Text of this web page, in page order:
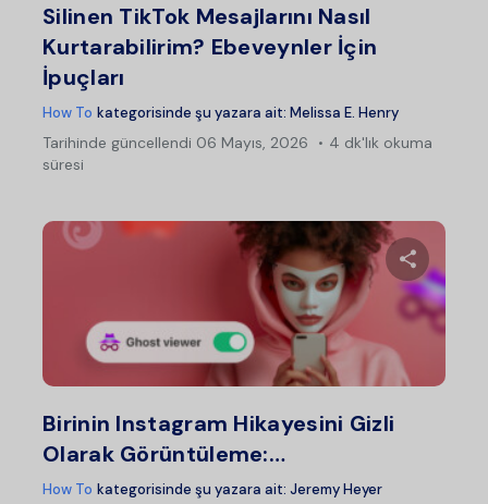
Silinen TikTok Mesajlarını Nasıl
Kurtarabilirim? Ebeveynler İçin
İpuçları
How To kategorisinde şu yazara ait: Melissa E. Henry
Tarihinde güncellendi 06 Mayıs, 2026
4 dk'lık okuma
süresi
Bu
Birinin Instagram Hikayesini Gizli
Olarak Görüntüleme:…
How To kategorisinde şu yazara ait: Jeremy Heyer